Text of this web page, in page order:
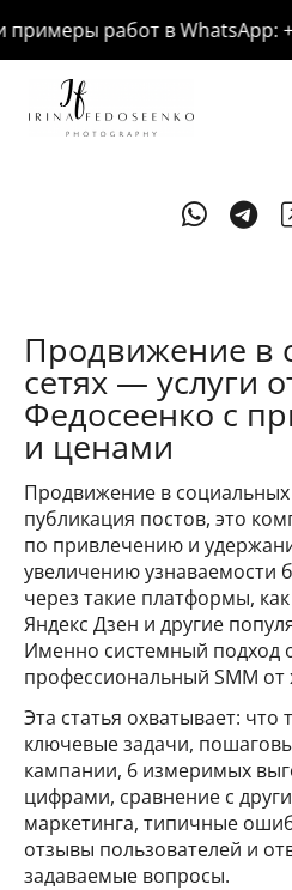
работ в WhatsApp:
Продвижение в
сетях — услуги
Федосеенко с
и ценами
Продвижение в социальных
публикация постов, это
по привлечению и
увеличению узнаваемости
через такие платформы,
Яндекс Дзен и другие
Именно системный подход
профессиональный SMM от
Эта статья охватывает: что
ключевые задачи,
кампании, 6 измеримых
цифрами, сравнение с
маркетинга, типичные
отзывы пользователей и
задаваемые вопросы.